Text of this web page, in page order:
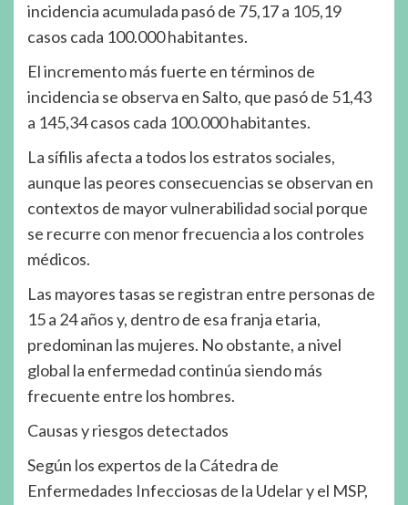
incidencia acumulada pasó de 75,17 a 105,19
casos cada 100.000 habitantes.
El incremento más fuerte en términos de
incidencia se observa en Salto, que pasó de 51,43
a 145,34 casos cada 100.000 habitantes.
La sífilis afecta a todos los estratos sociales,
aunque las peores consecuencias se observan en
contextos de mayor vulnerabilidad social porque
se recurre con menor frecuencia a los controles
médicos.
Las mayores tasas se registran entre personas de
15 a 24 años y, dentro de esa franja etaria,
predominan las mujeres. No obstante, a nivel
global la enfermedad continúa siendo más
frecuente entre los hombres.
Causas y riesgos detectados
Según los expertos de la Cátedra de
Enfermedades Infecciosas de la Udelar y el MSP,